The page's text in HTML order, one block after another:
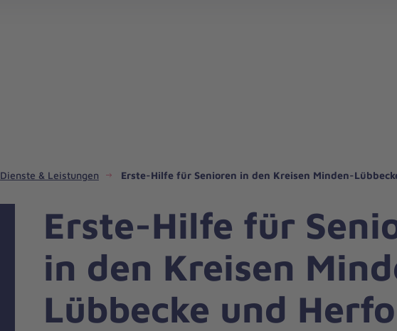
Dienste & Leistungen Erste-Hilfe für Senioren in den Kreisen Minden-
Erste-Hilfe für
in den Kreisen
Lübbecke und